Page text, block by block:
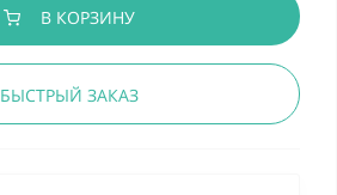
В КОРЗИНУ
БЫСТРЫЙ ЗАКАЗ